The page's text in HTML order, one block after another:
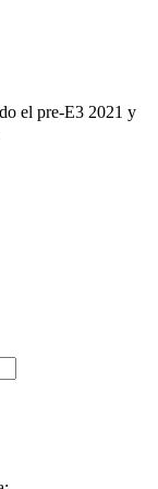
el pre-E3 2021 y